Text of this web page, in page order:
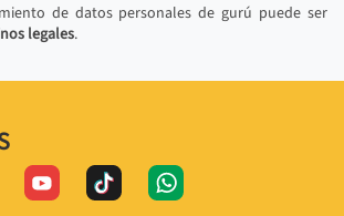
de datos personales de gurú puede ser
legales.